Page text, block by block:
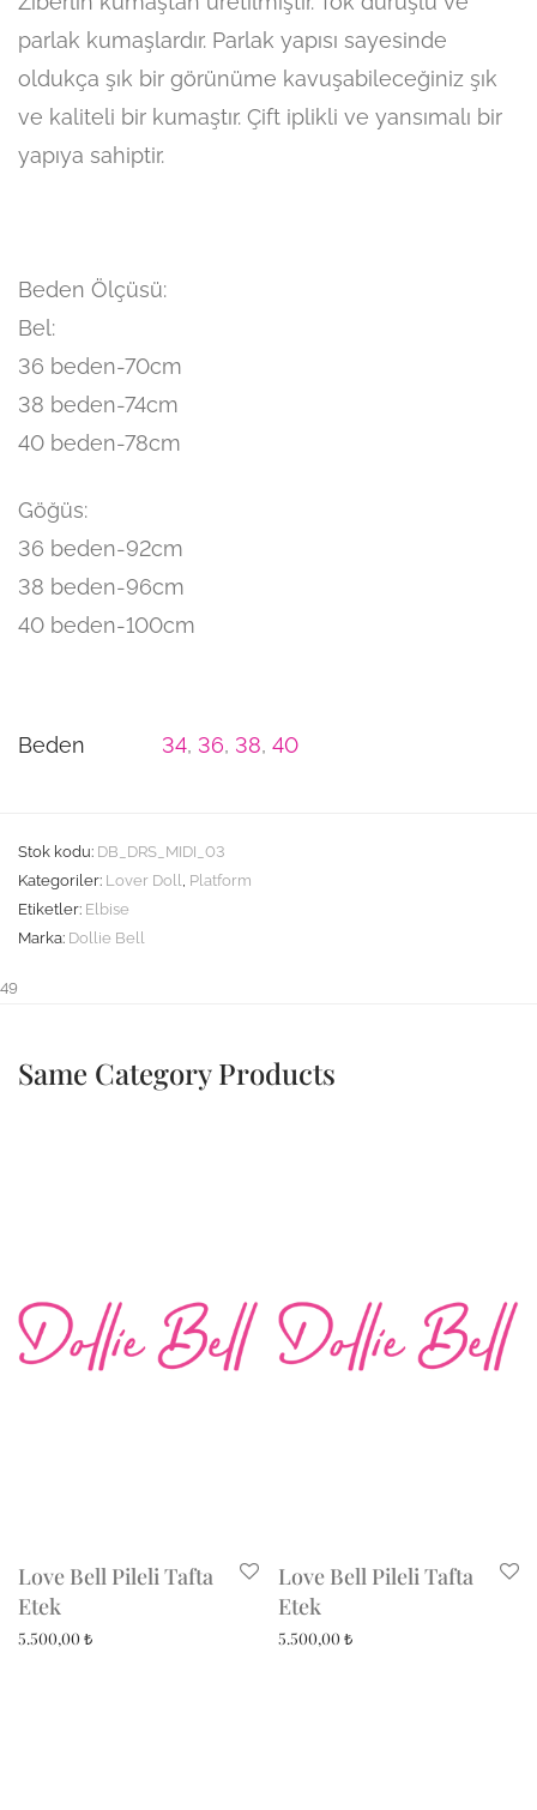
parlak kumaşlardır. Parlak yapısı sayesinde
oldukça şık bir görünüme kavuşabileceğiniz şık
ve kaliteli bir kumaştır. Çift iplikli ve yansımalı bir
yapıya sahiptir.
Beden Ölçüsü:
Bel:
36 beden-70cm
38 beden-74cm
40 beden-78cm
Göğüs:
36 beden-92cm
38 beden-96cm
40 beden-100cm
Beden 34, 36, 38, 40
Stok kodu: DB_DRS_MIDI_03
Kategoriler: Lover Doll, Platform
Etiketler: Elbise
Marka: Dollie Bell
49
Same Category Products
Love Bell Pileli Tafta
Etek
5.500,00₺
Love Bell Pileli Tafta
Etek
5.500,00₺